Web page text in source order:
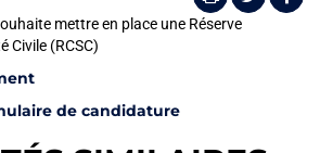
mettre en place une Réserve
Civile (RCSC)
de candidature